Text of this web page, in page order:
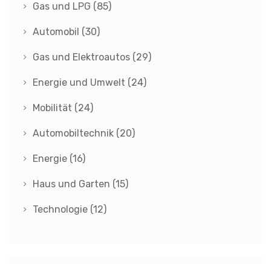
Gas und LPG (85)
Automobil (30)
Gas und Elektroautos (29)
Energie und Umwelt (24)
Mobilität (24)
Automobiltechnik (20)
Energie (16)
Haus und Garten (15)
Technologie (12)